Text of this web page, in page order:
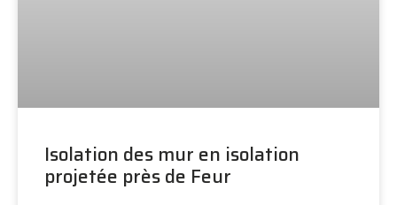
Isolation des mur en isolation
projetée près de Feur